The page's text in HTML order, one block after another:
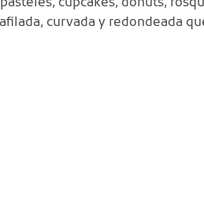
cupcakes, donuts,
curvada y redondeada